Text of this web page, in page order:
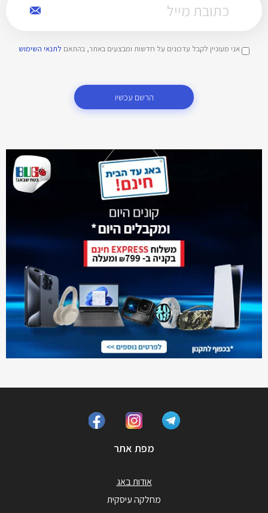
אני מעוניין לקבל עדכונים על חדשות ומבצעים באתר, בהתאם לתנאי השימוש
הרשם עכשיו
מפת אתר
אודות באג
מחלקה עיסקית